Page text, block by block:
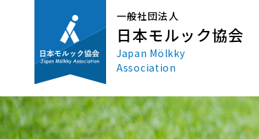
一般社団法人
日本モルック協会
Japan Mölkky
Association